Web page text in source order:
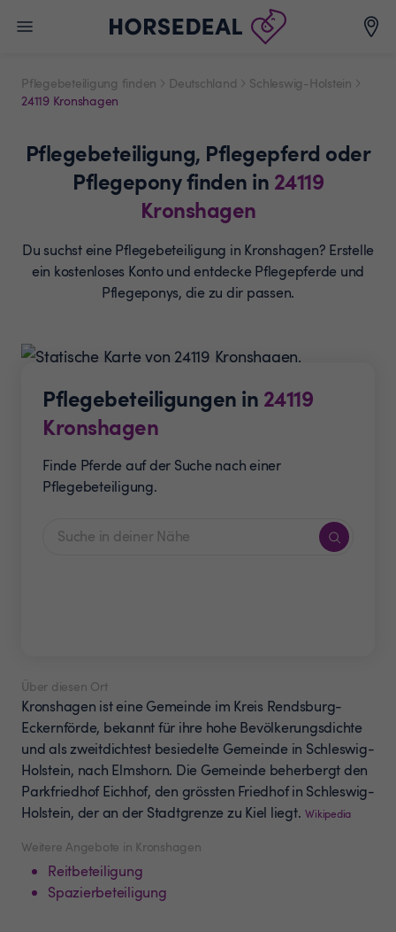
Pflegebeteiligung finden Deutschland
Schleswig-Holstein
24119 Kronshagen
Pflegebeteiligung, Pflegepferd oder
Pflegeponyfinden in 24119
Kronshagen
Du suchst eine Pflegebeteiligung in Kronshagen? Erstelle
ein kostenloses Konto und entdecke Pflegepferde und
Pflegeponys, die zu dir passen.
Pflegebeteiligungen in 24119
Kronshagen
Finde Pferde auf der Suche nach einer
Pflegebeteiligung.
Weitere Angebote in Kronshagen
Reitbeteiligung
Spazierbeteiligung
Über diesen Ort
Kronshagen ist eine Gemeinde im Kreis Rendsburg-
Eckernförde, bekannt für ihre hohe Bevölkerungsdichte
und als zweitdichtest besiedelte Gemeinde in Schleswig-
Holstein, nach Elmshorn. Die Gemeinde beherbergt den
Parkfriedhof Eichhof, den grössten Friedhof in Schleswig-
Holstein, der an der Stadtgrenze zu Kiel liegt. Wikipedia